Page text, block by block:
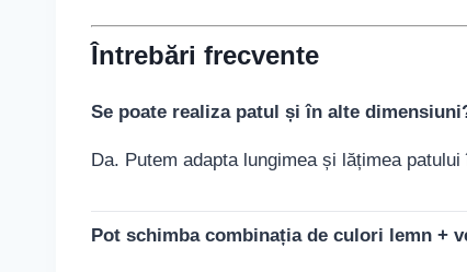
Întrebări frecvente
Se poate realiza patul și în alte
Da. Putem adapta lungimea și lățimea
Pot schimba combinația de culori lemn +